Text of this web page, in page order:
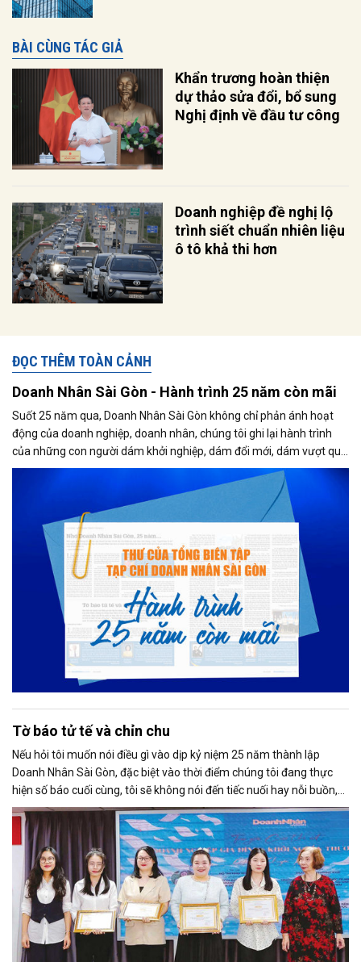
BÀI CÙNG TÁC GIẢ
Khẩn trương hoàn thiện
dự thảo sửa đổi, bổ sung
Nghị định về đầu tư công
Doanh nghiệp đề nghị lộ
trình siết chuẩn nhiên liệu
ô tô khả thi hơn
ĐỌC THÊM TOÀN CẢNH
Doanh Nhân Sài Gòn - Hành trình 25 năm còn mãi
Suốt 25 năm qua, Doanh Nhân Sài Gòn không chỉ phản ánh hoạt
động của doanh nghiệp, doanh nhân, chúng tôi ghi lại hành trình
của những con người dám khởi nghiệp, dám đổi mới, dám vượt qua
thất bại để tạo dựng giá trị cho xã hội...
Tờ báo tử tế và chỉn chu
Nếu hỏi tôi muốn nói điều gì vào dịp kỷ niệm 25 năm thành lập
Doanh Nhân Sài Gòn, đặc biệt vào thời điểm chúng tôi đang thực
hiện số báo cuối cùng, tôi sẽ không nói đến tiếc nuối hay nỗi buồn,
thay vào đó là niềm tự hào. Bởi khi nghĩ về Doanh Nhân Sài Gòn, tôi
luôn nghĩ đó là một tờ báo “tử tế, chỉn chu”. Những điều tưởng như
rất bình thường ấy đã nuôi dưỡng tôi suốt 25 năm làm nghề. Và có
lẽ sẽ còn theo tôi đến hết cuộc đời cầm bút.